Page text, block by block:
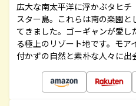
広大な南太平洋に浮かぶタヒ
スター島。これらは南の楽園
てきました。ゴーギャンが愛
る極上のリゾート地です。モア
付かずの自然と素朴な人々に出